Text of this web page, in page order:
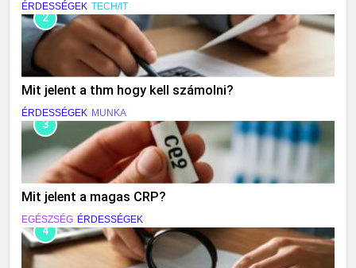
ÉRDESSÉGEK TECH/IT
2
Mit jelent a thm hogy kell számolni?
ÉRDESSÉGEK MUNKA
3
Mit jelent a magas CRP?
EGÉSZSÉG ÉRDESSÉGEK
4